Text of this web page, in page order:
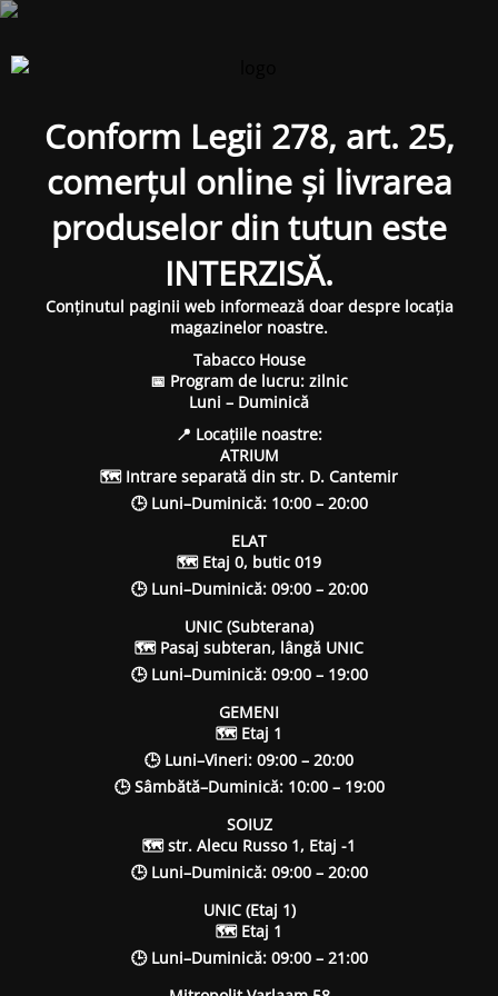
Conform Legii 278, art. 25,
comerțul online și livrarea
produselor din tutun este
INTERZISĂ.
Conținutul paginii web informează doar despre locația
magazinelor noastre.
Tabacco House
📅 Program de lucru: zilnic
Luni – Duminică
📍 Locațiile noastre:
ATRIUM
🗺 Intrare separată din str. D. Cantemir
🕒 Luni–Duminică: 10:00 – 20:00
ELAT
🗺 Etaj 0, butic 019
🕒 Luni–Duminică: 09:00 – 20:00
UNIC (Subterana)
🗺 Pasaj subteran, lângă UNIC
🕒 Luni–Duminică: 09:00 – 19:00
GEMENI
🗺 Etaj 1
🕒 Luni–Vineri: 09:00 – 20:00
🕒 Sâmbătă–Duminică: 10:00 – 19:00
SOIUZ
🗺 str. Alecu Russo 1, Etaj -1
🕒 Luni–Duminică: 09:00 – 20:00
UNIC (Etaj 1)
🗺 Etaj 1
🕒 Luni–Duminică: 09:00 – 21:00